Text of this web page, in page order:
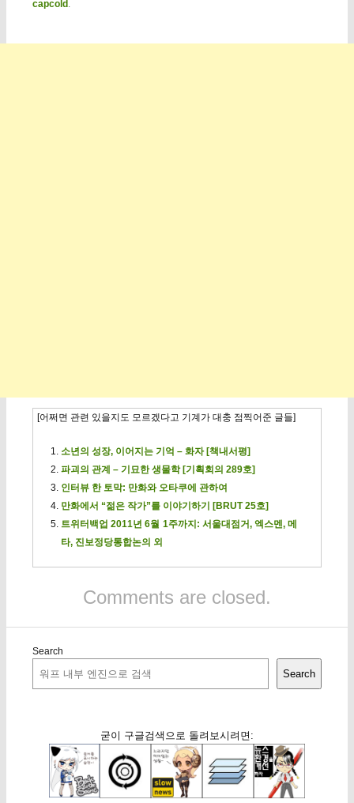
capcold .
[어쩌면 관련 있을지도 모르겠다고 기계가 대충 점찍어준 글들]
소년의 성장, 이어지는 기억 – 화자 [책내서평]
파괴의 관계 – 기묘한 생물학 [기획회의 289호]
인터뷰 한 토막: 만화와 오타쿠에 관하여
만화에서 “젊은 작가”를 이야기하기 [BRUT 25호]
트위터백업 2011년 6월 1주까지: 서울대점거, 엑스멘, 메
타, 진보정당통합논의 외
Comments are closed.
Search
Search
굳이 구글검색으로 돌려보시려면: